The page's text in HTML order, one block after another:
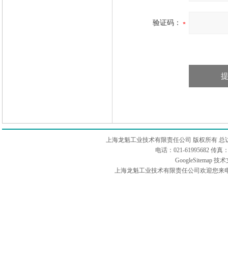
验证码：
上海龙魁工业技术有限责任公司 版权所有 总
电话：021-61995682 传真
GoogleSitemap技术
上海龙魁工业技术有限责任公司欢迎您